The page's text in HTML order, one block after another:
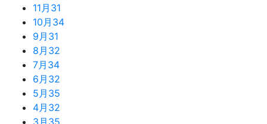
11月 31
10月 34
9月 31
8月 32
7月 34
6月 32
5月 35
4月 32
3月 35